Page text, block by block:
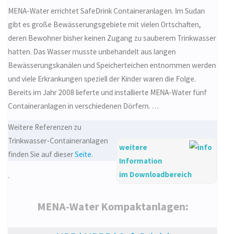
MENA-Water errichtet SafeDrink Containeranlagen. Im Sudan
gibt es große Bewässerungsgebiete mit vielen Ortschaften,
deren Bewohner bisher keinen Zugang zu sauberem Trinkwasser
hatten. Das Wasser musste unbehandelt aus langen
Bewässerungskanälen und Speicher­teichen entnommen werden
und viele Erkrankungen speziell der Kinder waren die Folge.
Bereits im Jahr 2008 lieferte und installierte MENA-Water fünf
Containeranlagen in verschiedenen Dörfern. …
weitere
Information
im Downloadbereich
Weitere Referenzen zu
Trinkwasser-Containeranlagen
finden Sie auf dieserSeite.
.
MENA-Water Kompaktanlagen: